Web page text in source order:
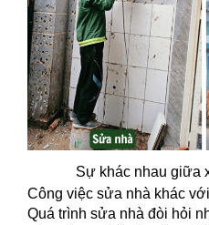
Sự khác nhau giữa
Công việc sửa nhà khác
Quá trình sửa nhà đòi hỏi